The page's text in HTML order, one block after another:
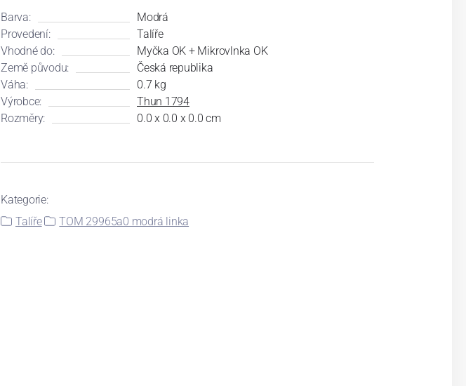
Barva:
Modrá
Provedení:
Talíře
Vhodné do:
Myčka OK + Mikrovlnka OK
Země původu:
Česká republika
Váha:
0.7 kg
Výrobce:
Thun 1794
Rozměry:
0.0 x 0.0 x 0.0 cm
Kategorie:
Talíře
TOM 29965a0 modrá linka